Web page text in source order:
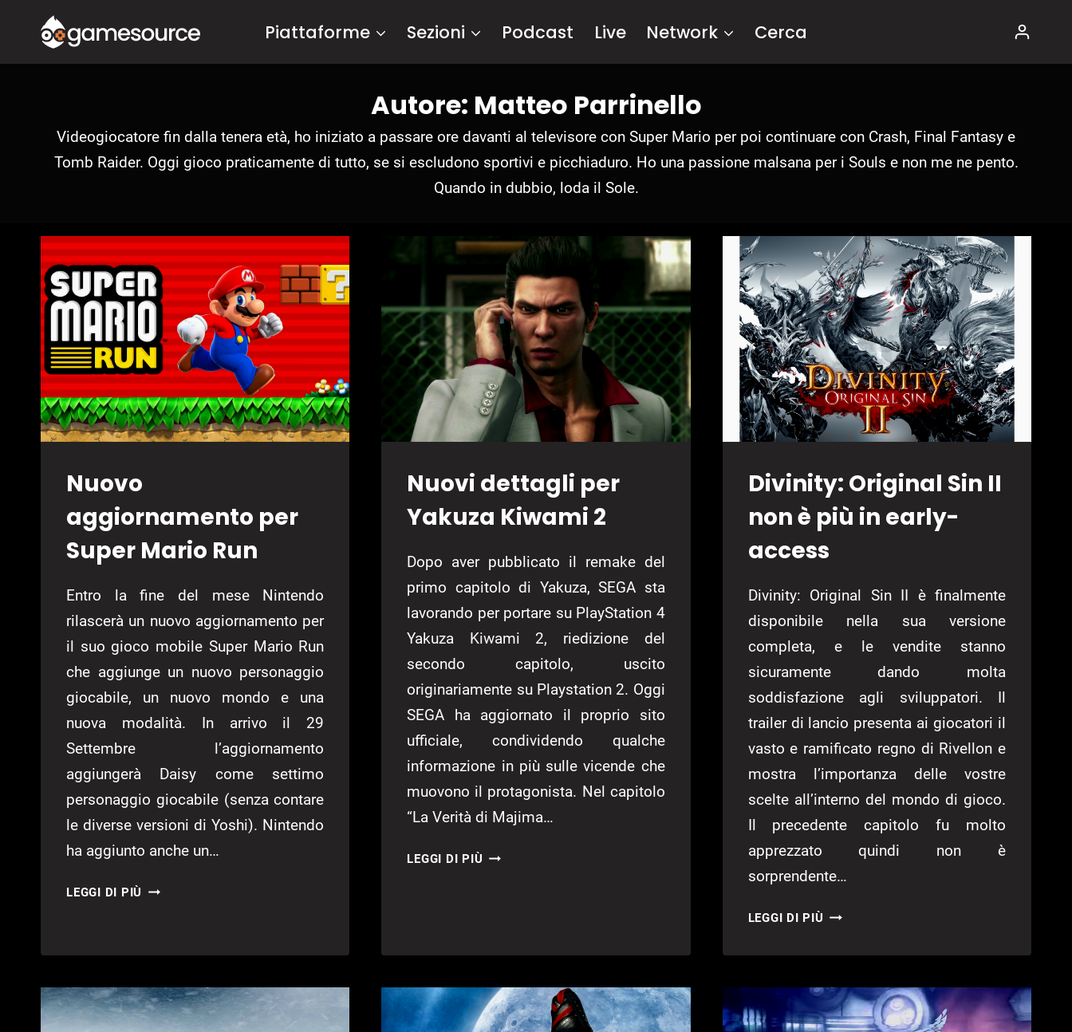
contenuto
Piattaforme Sezioni Podcast Live Network Cerca
Autore: Matteo Parrinello
Videogiocatore fin dalla tenera età, ho iniziato a passare ore davanti al televisore con Super Mario per poi continuare con Crash, Final Fantasy e
Tomb Raider. Oggi gioco praticamente di tutto, se si escludono sportivi e picchiaduro. Ho una passione malsana per i Souls e non me ne pento.
Quando in dubbio, loda il Sole.
Nuovo
aggiornamento per
Super Mario Run
Entro la fine del mese Nintendo
rilascerà un nuovo aggiornamento per
il suo gioco mobile Super Mario Run
che aggiunge un nuovo personaggio
giocabile, un nuovo mondo e una
nuova modalità. In arrivo il 29
Settembre l’aggiornamento
aggiungerà Daisy come settimo
personaggio giocabile (senza contare
le diverse versioni di Yoshi). Nintendo
ha aggiunto anche un…
LEGGI DI PIÙ NUOVO
RUN
Nuovi dettagli per
Yakuza Kiwami 2
Dopo aver pubblicato il remake del
primo capitolo di Yakuza, SEGA sta
lavorando per portare su PlayStation 4
Yakuza Kiwami 2, riedizione del
secondo capitolo, uscito
originariamente su Playstation 2. Oggi
SEGA ha aggiornato il proprio sito
ufficiale, condividendo qualche
informazione in più sulle vicende che
muovono il protagonista. Nel capitolo
“La Verità di Majima…
LEGGI DI PIÙ NUOVI
2
Divinity: Original Sin II
non è più in early-
access
Divinity: Original Sin II è finalmente
disponibile nella sua versione
completa, e le vendite stanno
sicuramente dando molta
soddisfazione agli sviluppatori. Il
trailer di lancio presenta ai giocatori il
vasto e ramificato regno di Rivellon e
mostra l’importanza delle vostre
scelte all’interno del mondo di gioco.
Il precedente capitolo fu molto
apprezzato quindi non è
sorprendente…
LEGGI DI PIÙ DIVINITY:
SIN
NON
È